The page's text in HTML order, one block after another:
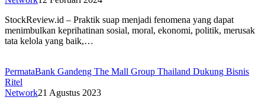
StockReview.id – Praktik suap menjadi fenomena yang dapat
menimbulkan keprihatinan sosial, moral, ekonomi, politik, merusak
tata kelola yang baik,…
PermataBank Gandeng The Mall Group Thailand Dukung Bisnis
Ritel
Network21 Agustus 2023